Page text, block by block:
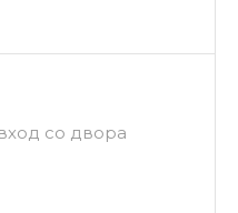
со двора